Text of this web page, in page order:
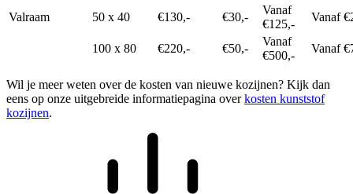
Valraam 50 x 40 €130,- €30,-
Vanaf
€125,-
Vanaf
100 x 80 €220,- €50,-
Vanaf
€500,-
Vanaf
Wil je meer weten over de kosten van nieuwe kozijnen? Kijk dan
eens op onze uitgebreide informatiepagina overkosten kunststof
kozijnen.